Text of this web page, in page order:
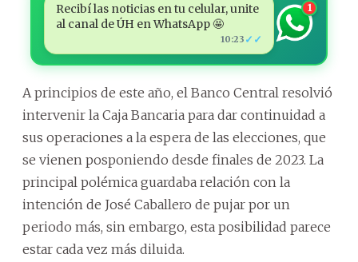
Recibí las noticias en tu celular, unite
al canal de ÚH en WhatsApp 🤩
10:23 ✓✓
1
A principios de este año, el Banco Central resolvió
intervenir la Caja Bancaria para dar continuidad a
sus operaciones a la espera de las elecciones, que
se vienen posponiendo desde finales de 2023. La
principal polémica guardaba relación con la
intención de José Caballero de pujar por un
periodo más, sin embargo, esta posibilidad parece
estar cada vez más diluida.